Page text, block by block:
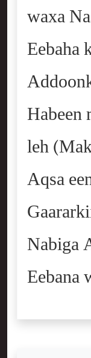
waxa
Eebaha
Habeen
leh
Aqsa
Nabiga
Eebana